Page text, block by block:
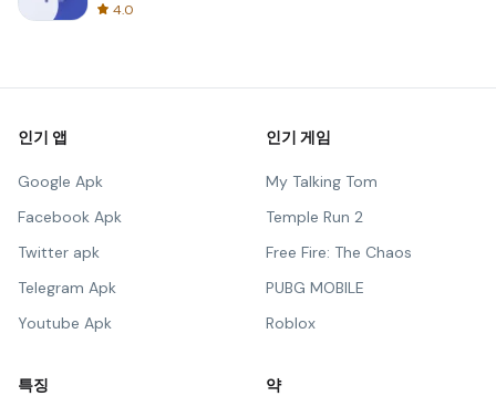
4.0
인기 앱
Google Apk
Facebook Apk
Twitter apk
Telegram Apk
Youtube Apk
인기 게임
My Talking Tom
Temple Run 2
Free Fire: The Chaos
PUBG MOBILE
Roblox
특징 약